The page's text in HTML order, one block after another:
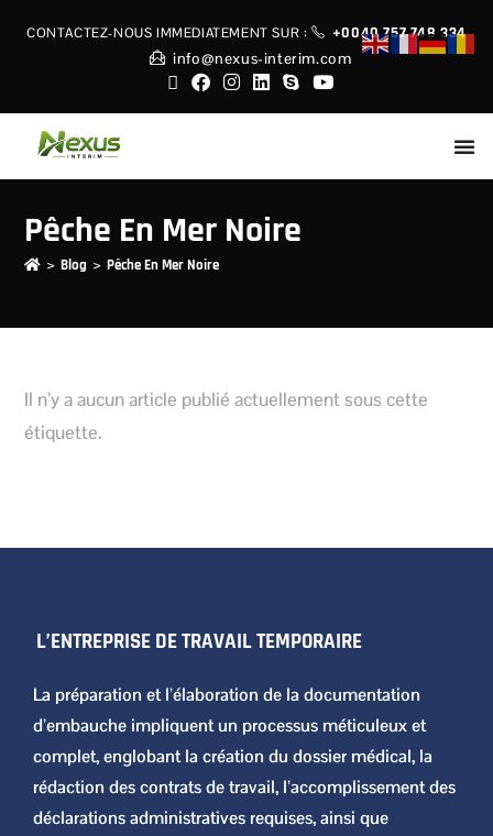
CONTACTEZ-NOUS IMMEDIATEMENT SUR :
+0040 757 748 334
info@nexus-interim.com
Pêche En Mer Noire
> Blog > Pêche En Mer Noire
Il n’y a aucun article publié actuellement sous cette
étiquette.
L’ENTREPRISE DE TRAVAIL TEMPORAIRE
La préparation et l’élaboration de la documentation
d’embauche impliquent un processus méticuleux et
complet, englobant la création du dossier médical, la
rédaction des contrats de travail, l’accomplissement des
déclarations administratives requises, ainsi que